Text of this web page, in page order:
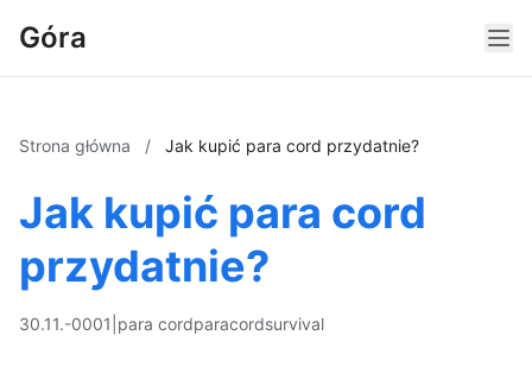
Góra
Strona główna / Jak kupić para cord przydatnie?
Jak kupić para cord
przydatnie?
30.11.-0001 para cordparacordsurvival